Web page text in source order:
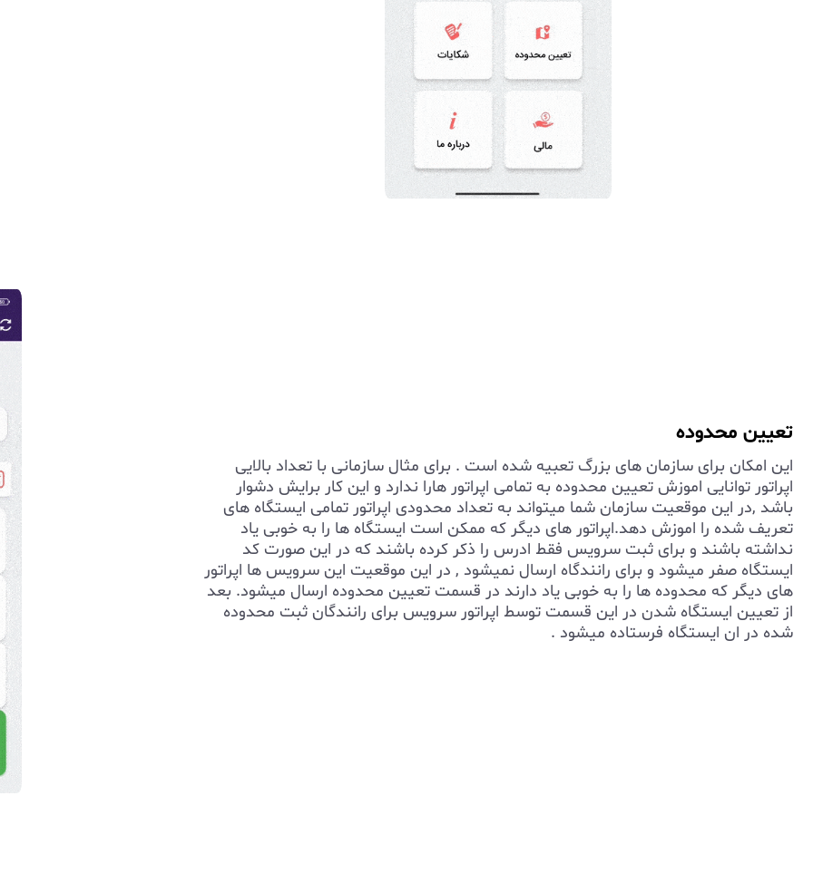
تعیین محدوده
این امکان برای سازمان های بزرگ تعبیه شده است . برای مثال سازمانی با تعداد بالایی
اپراتور توانایی اموزش تعیین محدوده به تمامی اپراتور هارا ندارد و این کار برایش دشوار
باشد ,در این موقعیت سازمان شما میتواند به تعداد محدودی اپراتور تمامی ایستگاه های
تعریف شده را اموزش دهد.اپراتور های دیگر که ممکن است ایستگاه ها را به خوبی یاد
نداشته باشند و برای ثبت سرویس فقط ادرس را ذکر کرده باشند که در این صورت کد
ایستگاه صفر میشود و برای رانندگاه ارسال نمیشود , در این موقعیت این سرویس ها اپراتور
های دیگر که محدوده ها را به خوبی یاد دارند در قسمت تعیین محدوده ارسال میشود. بعد
از تعیین ایستگاه شدن در این قسمت توسط اپراتور سرویس برای رانندگان ثبت محدوده
شده در ان ایستگاه فرستاده میشود .